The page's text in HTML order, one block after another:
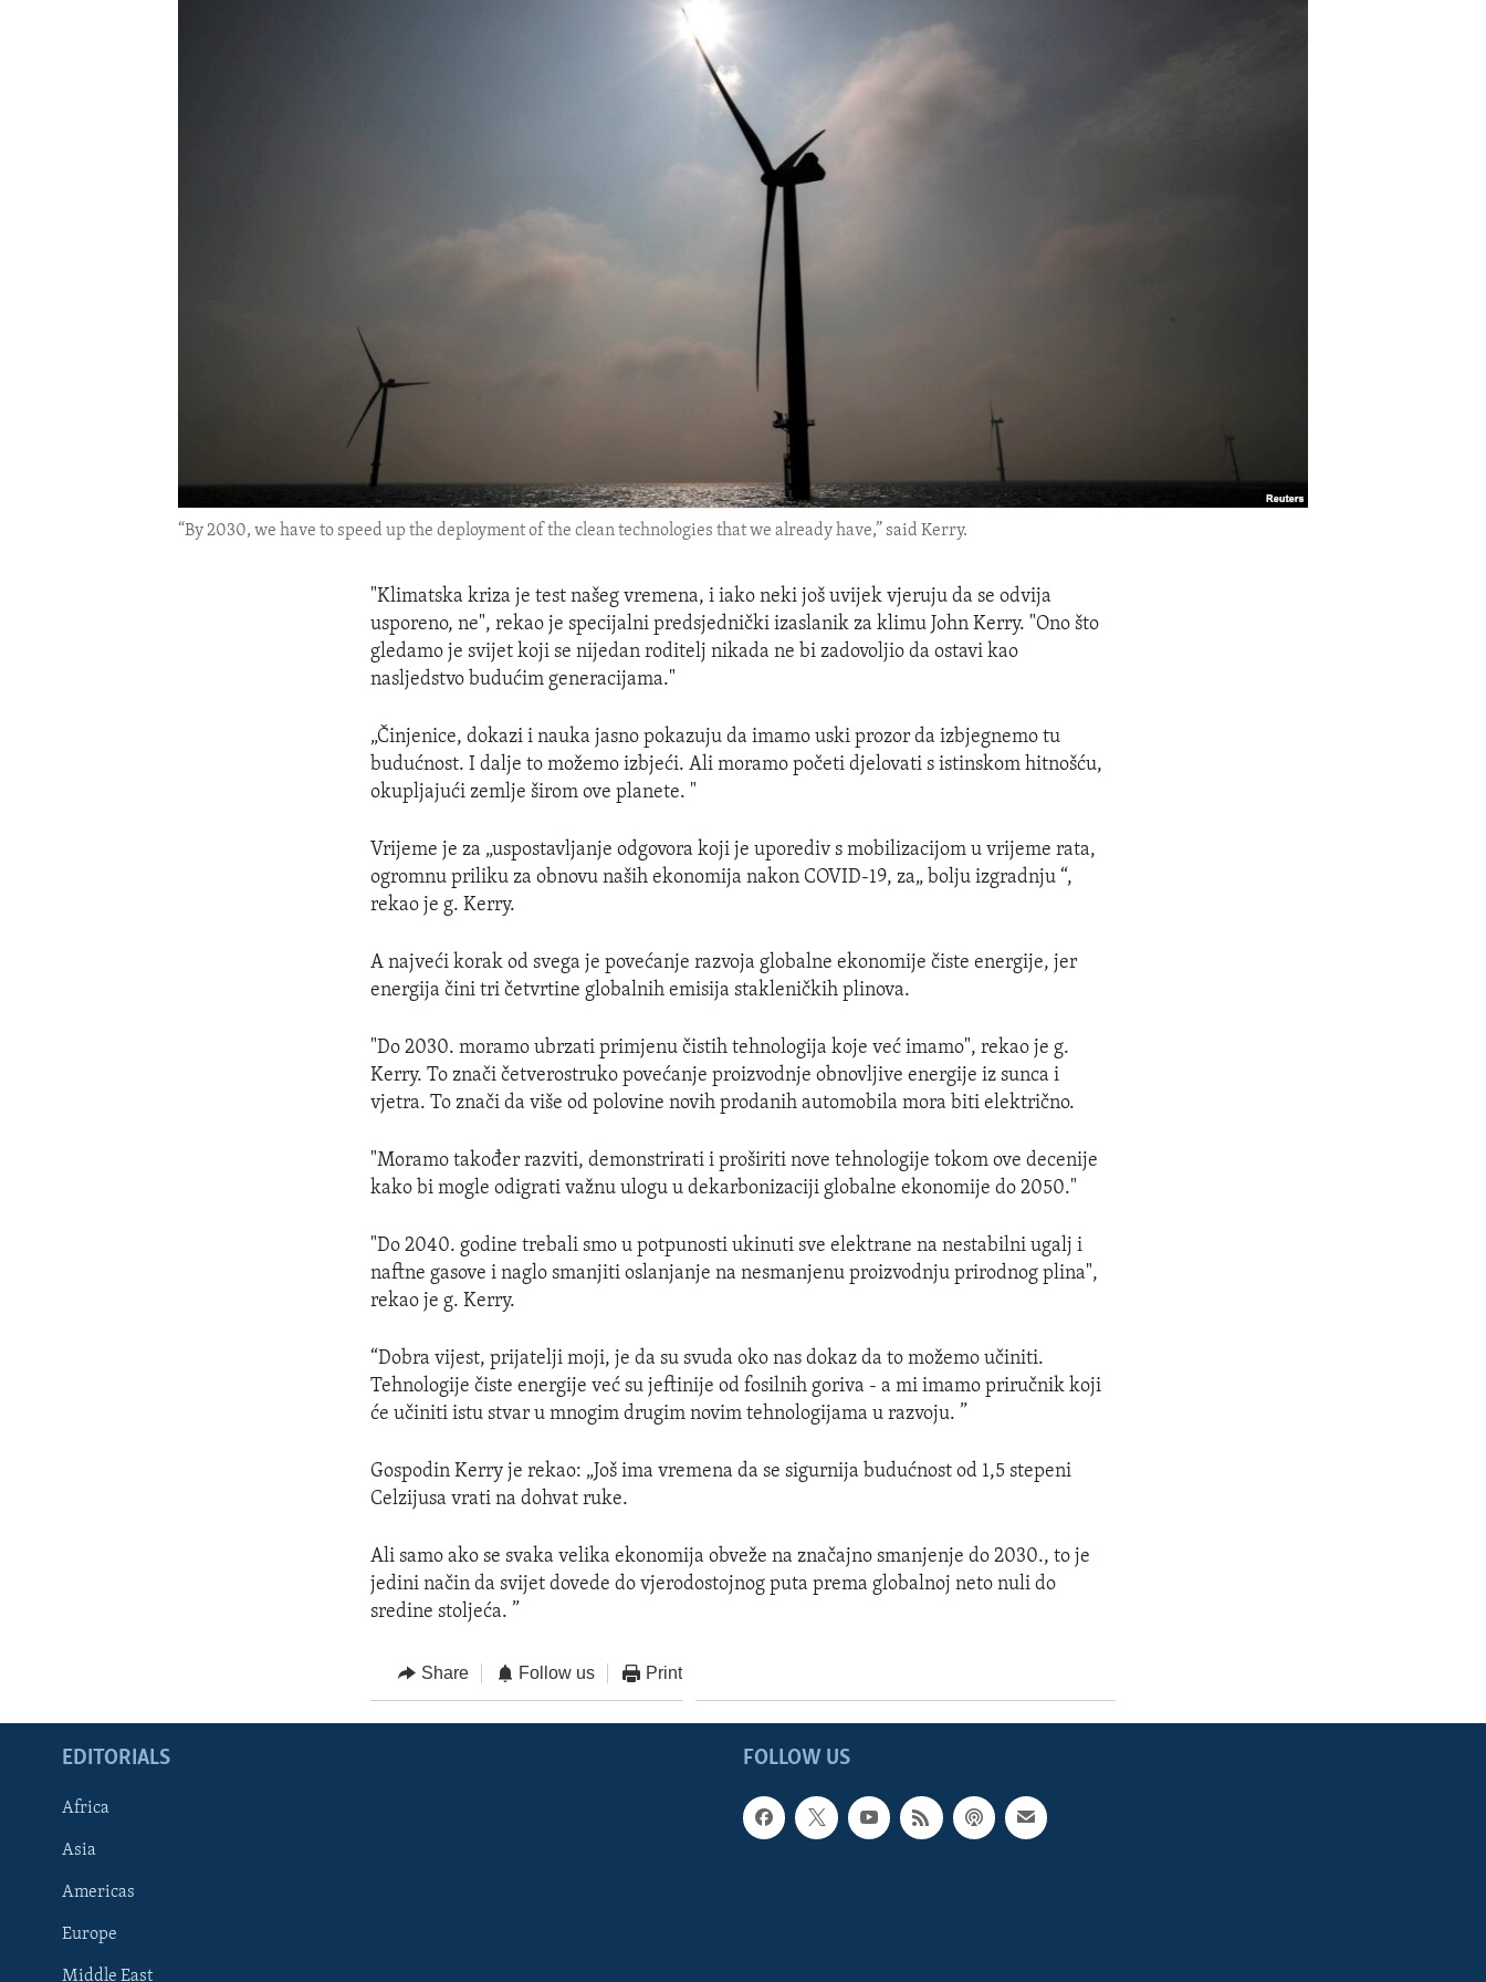
“By 2030, we have to speed up the deployment of the clean technologies that we already have,” said Kerry.
"Klimatska kriza je test našeg vremena, i iako neki još uvijek vjeruju da se odvija
usporeno, ne", rekao je specijalni predsjednički izaslanik za klimu John Kerry. "Ono što
gledamo je svijet koji se nijedan roditelj nikada ne bi zadovoljio da ostavi kao
nasljedstvo budućim generacijama."
„Činjenice, dokazi i nauka jasno pokazuju da imamo uski prozor da izbjegnemo tu
budućnost. I dalje to možemo izbjeći. Ali moramo početi djelovati s istinskom hitnošću,
okupljajući zemlje širom ove planete. "
Vrijeme je za „uspostavljanje odgovora koji je uporediv s mobilizacijom u vrijeme rata,
ogromnu priliku za obnovu naših ekonomija nakon COVID-19, za„ bolju izgradnju “,
rekao je g. Kerry.
A najveći korak od svega je povećanje razvoja globalne ekonomije čiste energije, jer
energija čini tri četvrtine globalnih emisija stakleničkih plinova.
"Do 2030. moramo ubrzati primjenu čistih tehnologija koje već imamo", rekao je g.
Kerry. To znači četverostruko povećanje proizvodnje obnovljive energije iz sunca i
vjetra. To znači da više od polovine novih prodanih automobila mora biti električno.
"Moramo također razviti, demonstrirati i proširiti nove tehnologije tokom ove decenije
kako bi mogle odigrati važnu ulogu u dekarbonizaciji globalne ekonomije do 2050."
"Do 2040. godine trebali smo u potpunosti ukinuti sve elektrane na nestabilni ugalj i
naftne gasove i naglo smanjiti oslanjanje na nesmanjenu proizvodnju prirodnog plina",
rekao je g. Kerry.
“Dobra vijest, prijatelji moji, je da su svuda oko nas dokaz da to možemo učiniti.
Tehnologije čiste energije već su jeftinije od fosilnih goriva - a mi imamo priručnik koji
će učiniti istu stvar u mnogim drugim novim tehnologijama u razvoju. ”
Gospodin Kerry je rekao: „Još ima vremena da se sigurnija budućnost od 1,5 stepeni
Celzijusa vrati na dohvat ruke.
Ali samo ako se svaka velika ekonomija obveže na značajno smanjenje do 2030., to je
jedini način da svijet dovede do vjerodostojnog puta prema globalnoj neto nuli do
sredine stoljeća. ”
Share Follow us Print
FOLLOW US
EDITORIALS
Africa
Asia
Americas
Europe
Middle East